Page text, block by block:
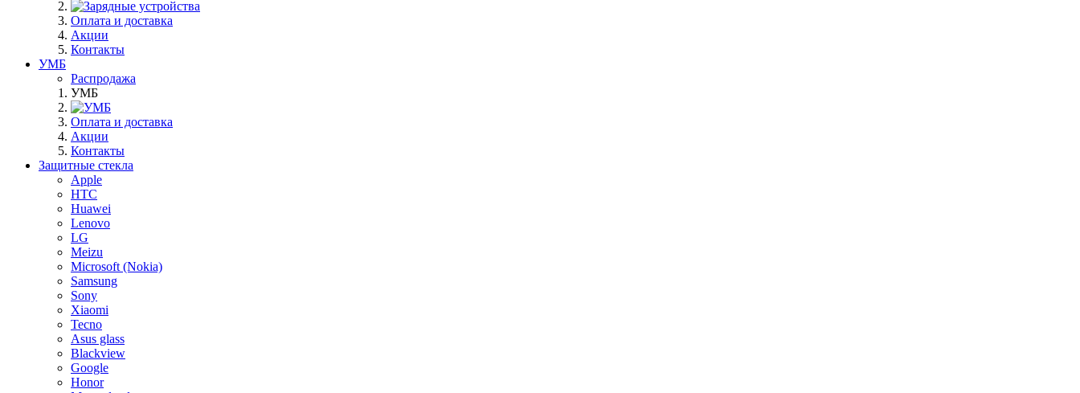
Оплата и доставка
Акции
Контакты
УМБ
Распродажа
УМБ
Оплата и доставка
Акции
Контакты
Защитные стекла
Apple
HTC
Huawei
Lenovo
LG
Meizu
Microsoft (Nokia)
Samsung
Sony
Xiaomi
Tecno
Asus glass
Blackview
Google
Honor